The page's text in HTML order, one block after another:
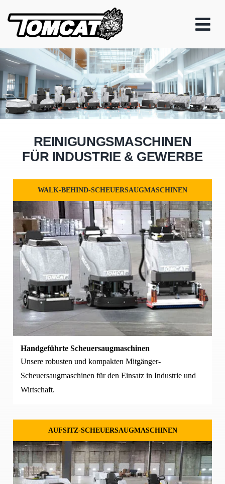
content
REINIGUNGSMASCHINEN
FÜR INDUSTRIE & GEWERBE
WALK-BEHIND-SCHEUERSAUGMASCHINEN
Handgeführte Scheuersaugmaschinen
Unsere robusten und kompakten Mitgänger-
Scheuersaugmaschinen für den Einsatz in Industrie und
Wirtschaft.
AUFSITZ-SCHEUERSAUGMASCHINEN